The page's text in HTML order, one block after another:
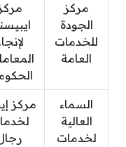
مركز
الجودة
للخدمات
العامة
السماء
العالية
لخدمات
مركز